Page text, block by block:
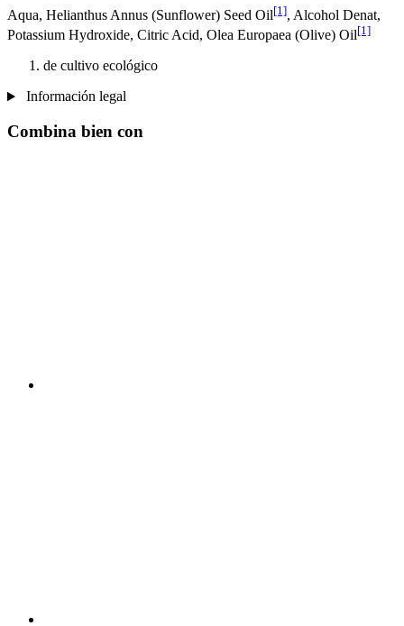
Aqua, Helianthus Annus (Sunflower) Seed Oil[1], Alcohol Denat,
Potassium Hydroxide, Citric Acid, Olea Europaea (Olive) Oil[1]
de cultivo ecológico
Información legal
Combina bien con